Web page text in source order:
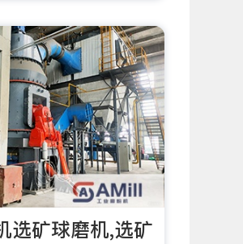
选矿球磨机,选矿